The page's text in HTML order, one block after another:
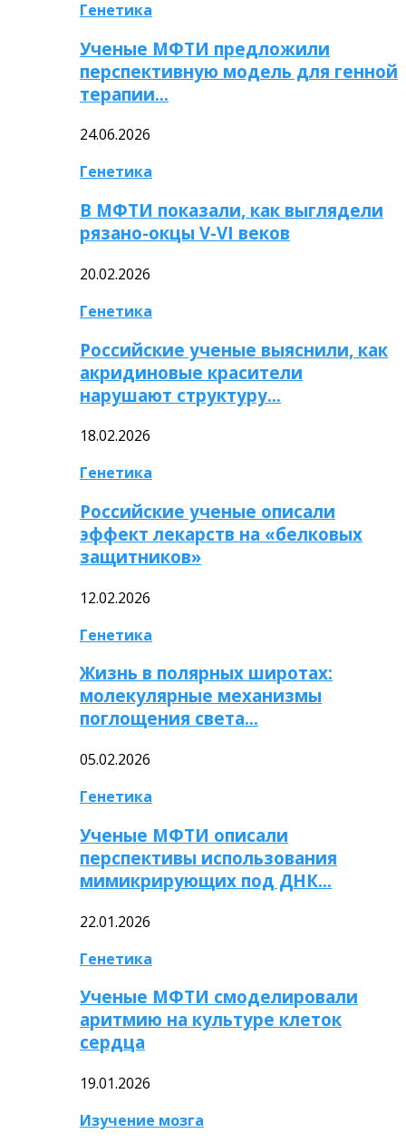
Генетика
Ученые МФТИ предложили
перспективную модель для генной
терапии…
24.06.2026
Генетика
В МФТИ показали, как выглядели
рязано-окцы V-VI веков
20.02.2026
Генетика
Российские ученые выяснили, как
акридиновые красители
нарушают структуру…
18.02.2026
Генетика
Российские ученые описали
эффект лекарств на «белковых
защитников»
12.02.2026
Генетика
Жизнь в полярных широтах:
молекулярные механизмы
поглощения света…
05.02.2026
Генетика
Ученые МФТИ описали
перспективы использования
мимикрирующих под ДНК…
22.01.2026
Генетика
Ученые МФТИ смоделировали
аритмию на культуре клеток
сердца
19.01.2026
Изучение мозга